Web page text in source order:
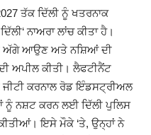
ਤੱਕ ਦਿੱਲੀ ਨੂੰ ਖਤਰਨਾਕ
‘ਨਾਅਰਾ ਲਾਂਚ ਕੀਤਾ ਹੈ।
ਨੂੰ ਅੱਗੇ ਆਉਣ ਅਤੇ ਨਸ਼ਿਆਂ ਦੀ
ਅਪੀਲ ਕੀਤੀ। ਲੈਫਟੀਨੈਂਟ
ਕਰਨਾਲ ਰੋਡ ਇੰਡਸਟ੍ਰੀਅਲ
ਨੂੰ ਨਸ਼ਟ ਕਰਨ ਲਈ ਦਿੱਲੀ ਪੁਲਿਸ
ਇਸੇ ਮੌਕੇ‘ਤੇ, ਉਨ੍ਹਾਂ ਨੇ